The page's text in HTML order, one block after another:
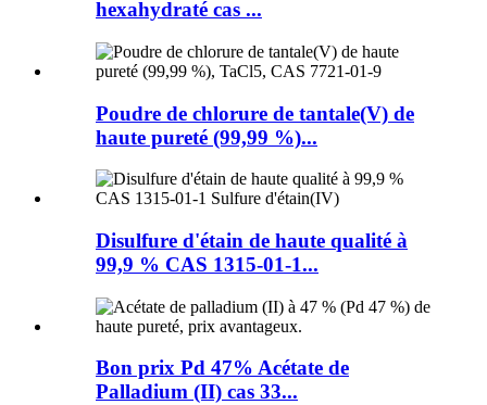
hexahydraté cas ...
Poudre de chlorure de tantale(V) de
haute pureté (99,99 %)...
Disulfure d'étain de haute qualité à
99,9 % CAS 1315-01-1...
Bon prix Pd 47% Acétate de
Palladium (II) cas 33...